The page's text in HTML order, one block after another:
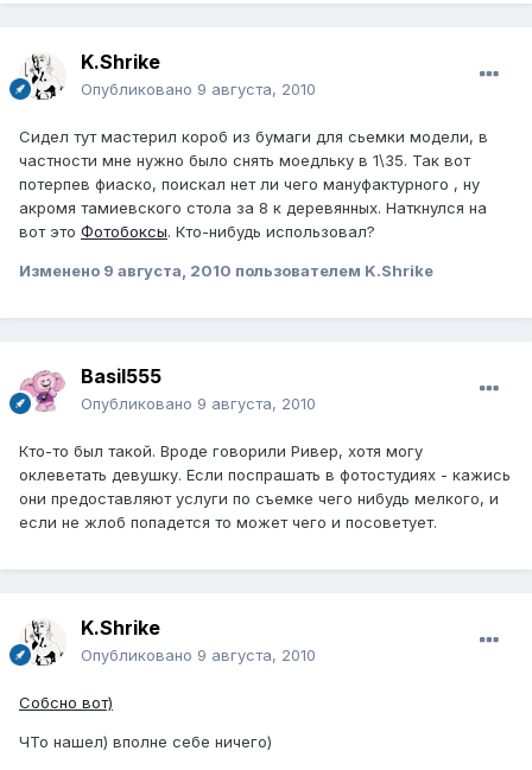
K.Shrike
Опубликовано 9 августа, 2010
Сидел тут мастерил короб из бумаги для сьемки модели, в
частности мне нужно было снять моедльку в 1\35. Так вот
потерпев фиаско, поискал нет ли чего мануфактурного , ну
акромя тамиевского стола за 8 к деревянных. Наткнулся на
вот это Фотобоксы. Кто-нибудь использовал?
Изменено 9 августа, 2010 пользователем K.Shrike
Basil555
Опубликовано 9 августа, 2010
Кто-то был такой. Вроде говорили Ривер, хотя могу
оклеветать девушку. Если поспрашать в фотостудиях - кажись
они предоставляют услуги по съемке чего нибудь мелкого, и
если не жлоб попадется то может чего и посоветует.
K.Shrike
Опубликовано 9 августа, 2010
Собсно вот)
ЧТо нашел) вполне себе ничего)